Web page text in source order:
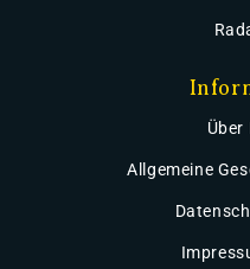
Über
Allgemeine